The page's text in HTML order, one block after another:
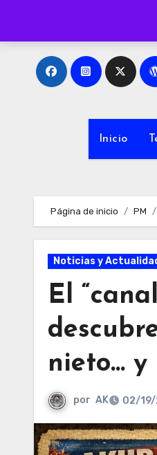
Inicio
Página de inicio PM
Noticias y
El
nieto… y
por AK 02/